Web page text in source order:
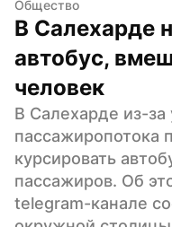
Общество
В Салехарде
автобус,
человек
В Салехарде из-за
пассажиропотока
курсировать
пассажиров. Об
telegram-канале